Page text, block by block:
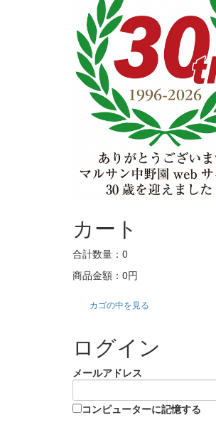
カート
合計数量： 0
商品金額： 0円
カゴの中を見る
ログイン
メールアドレス
コンピューターに記憶する